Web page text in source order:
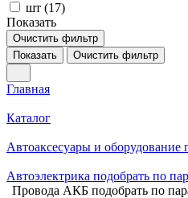
шт (17)
Показать
Очистить фильтр
Показать
Очистить фильтр
Главная
Каталог
Автоаксесуары и оборудование
Автоэлектрика подобрать по
Провода АКБ подобрать по